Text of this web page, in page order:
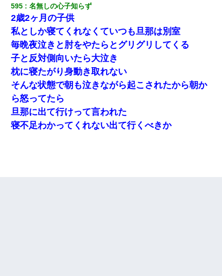
595 名無しの心子知らず
2歳2ヶ月の子供
私としか寝てくれなくていつも旦那は別室
毎晩夜泣きと肘をやたらとグリグリしてくる
子と反対側向いたら大泣き
枕に寝たがり身動き取れない
そんな状態で朝も泣きながら起こされたから朝か
ら怒ってたら
旦那に出て行けって言われた
寝不足わかってくれない出て行くべきか